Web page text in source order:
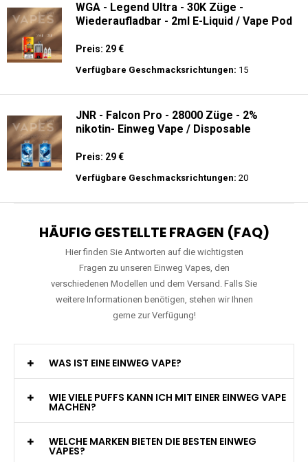
WGA - Legend Ultra - 30K Züge -
Wiederaufladbar - 2ml E-Liquid / Vape Pod
Preis: 29 €
Verfügbare Geschmacksrichtungen: 15
JNR - Falcon Pro - 28000 Züge - 2%
nikotin- Einweg Vape / Disposable
Preis: 29 €
Verfügbare Geschmacksrichtungen: 20
HÄUFIG GESTELLTE FRAGEN (FAQ)
Hier finden Sie Antworten auf die wichtigsten
Fragen zu unseren Einweg Vapes, den
verschiedenen Modellen und dem Versand. Falls Sie
weitere Informationen benötigen, stehen wir Ihnen
gerne zur Verfügung!
WAS IST EINE EINWEG VAPE?
WIE VIELE PUFFS KANN ICH MIT EINER EINWEG VAPE
MACHEN?
WELCHE MARKEN BIETEN DIE BESTEN EINWEG
VAPES?